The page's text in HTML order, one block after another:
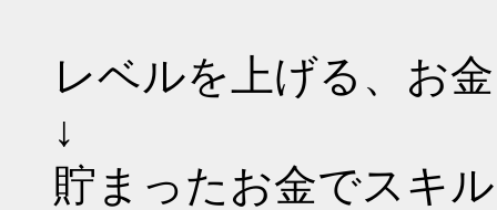
レベルを上げる、お
↓
貯まったお金でスキ